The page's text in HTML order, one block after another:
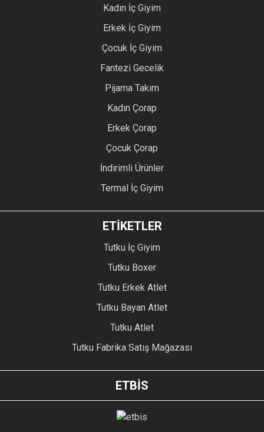
Kadın İç Giyim
Erkek İç Giyim
Çocuk İç Giyim
Fantezi Gecelik
Pijama Takım
Kadın Çorap
Erkek Çorap
Çocuk Çorap
İndirimli Ürünler
Termal İç Giyim
ETİKETLER
Tutku İç Giyim
Tutku Boxer
Tutku Erkek Atlet
Tutku Bayan Atlet
Tutku Atlet
Tutku Fabrika Satış Mağazası
ETBİS